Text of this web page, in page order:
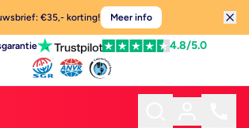
€35,- korting! Meer info
4.8/5.0